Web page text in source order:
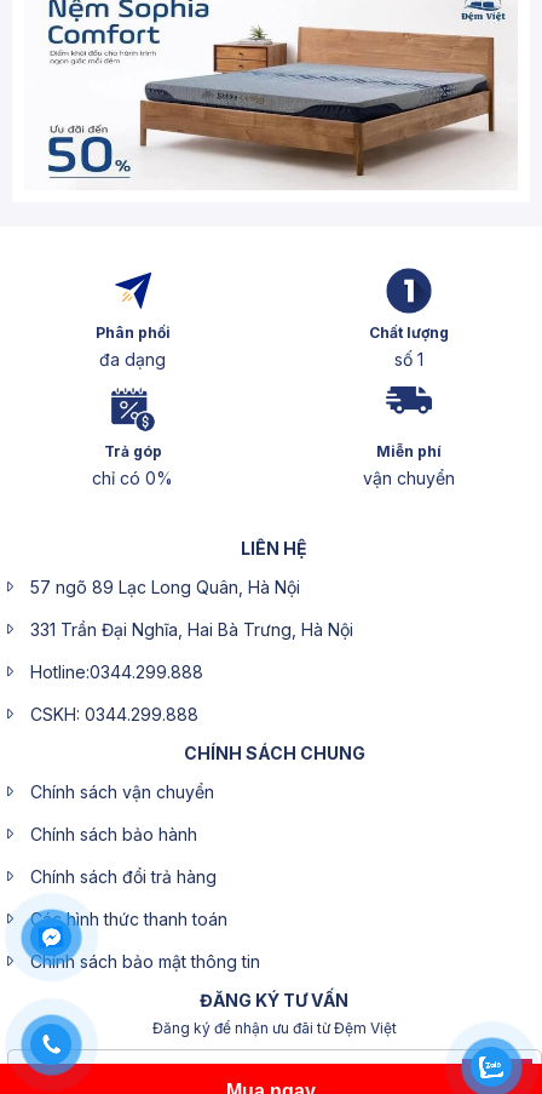
Phân phối
đa dạng
Chất lượng
số 1
Trả góp
chỉ có 0%
Miễn phí
vận chuyển
LIÊN HỆ
57 ngõ 89 Lạc Long Quân, Hà Nội
331 Trần Đại Nghĩa, Hai Bà Trưng, Hà Nội
Hotline:0344.299.888
CSKH: 0344.299.888
CHÍNH SÁCH CHUNG
Chính sách vận chuyển
Chính sách bảo hành
Chính sách đổi trả hàng
Các hình thức thanh toán
Chính sách bảo mật thông tin
ĐĂNG KÝ TƯ VẤN
Đăng ký để nhận ưu đãi từ Đệm Việt
Đăng ký